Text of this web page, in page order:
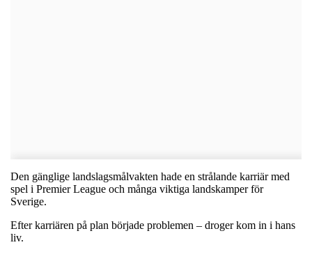
Den gänglige landslagsmålvakten hade en strålande karriär med
spel i Premier League och många viktiga landskamper för
Sverige.
Efter karriären på plan började problemen – droger kom in i hans
liv.